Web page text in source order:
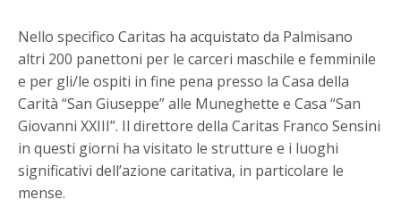
Nello specifico Caritas ha acquistato da Palmisano
altri 200 panettoni per le carceri maschile e femminile
e per gli/le ospiti in fine pena presso la Casa della
Carità “San Giuseppe” alle Muneghette e Casa “San
Giovanni XXIII”. Il direttore della Caritas Franco Sensini
in questi giorni ha visitato le strutture e i luoghi
significativi dell’azione caritativa, in particolare le
mense.